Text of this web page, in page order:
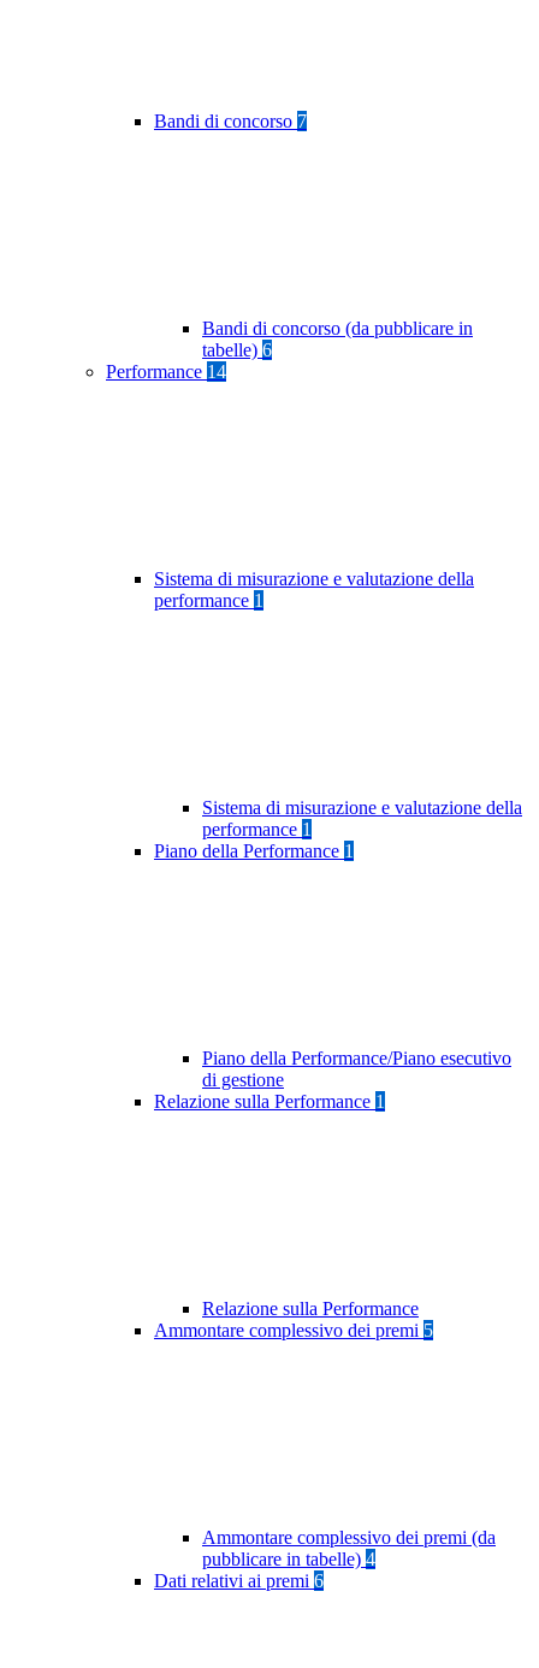
Bandi di concorso 7
Bandi di concorso (da pubblicare in
tabelle) 6
Performance 14
Sistema di misurazione e valutazione della
performance 1
Sistema di misurazione e valutazione della
performance 1
Piano della Performance 1
Piano della Performance/Piano esecutivo
di gestione
Relazione sulla Performance 1
Relazione sulla Performance
Ammontare complessivo dei premi 5
Ammontare complessivo dei premi (da
pubblicare in tabelle) 4
Dati relativi ai premi 6